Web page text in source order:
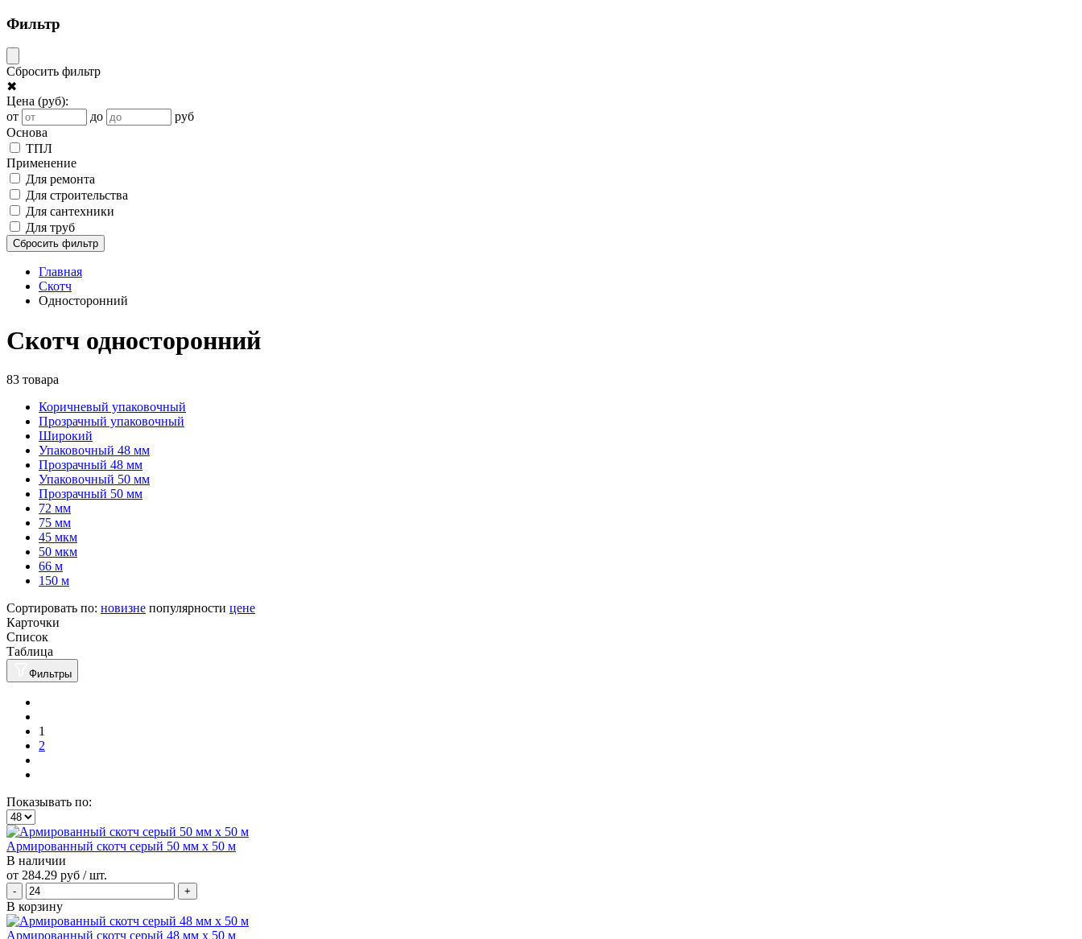
Фильтр
Сбросить фильтр
✖
Цена (руб):
от
до
руб
Основа
ТПЛ
Применение
Для ремонта
Для строительства
Для сантехники
Для труб
Сбросить фильтр
Главная
Скотч
Односторонний
Скотч односторонний
83 товара
Коричневый упаковочный
Прозрачный упаковочный
Широкий
Упаковочный 48 мм
Прозрачный 48 мм
Упаковочный 50 мм
Прозрачный 50 мм
72 мм
75 мм
45 мкм
50 мкм
66 м
150 м
Сортировать по: новизне популярности цене
Карточки
Список
Таблица
Фильтры
1
2
Показывать по:
Армированный скотч серый 50 мм х 50 м
В наличии
от 284.29 руб / шт.
В корзину
Армированный скотч серый 48 мм х 50 м